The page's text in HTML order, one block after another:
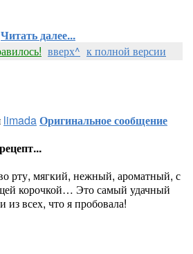
Читать далее...
вверх^ к полной версии
limadaОригинальное сообщение
рту, мягкий, нежный, ароматный, с
корочкой… Это самый удачный
из всех, что я пробовала!